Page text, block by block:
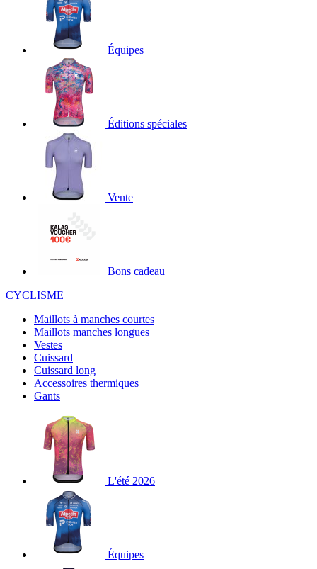
Équipes
Éditions spéciales
Vente
Bons cadeau
CYCLISME
Maillots à manches courtes
Maillots manches longues
Vestes
Cuissard
Cuissard long
Accessoires thermiques
Gants
L'été 2026
Équipes